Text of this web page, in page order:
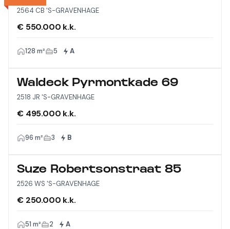
2564 CB 'S-GRAVENHAGE
€ 550.000 k.k.
128 m² 5 A
Waldeck Pyrmontkade 69
2518 JR 'S-GRAVENHAGE
€ 495.000 k.k.
96 m² 3 B
Suze Robertsonstraat 85
2526 WS 'S-GRAVENHAGE
€ 250.000 k.k.
51 m² 2 A